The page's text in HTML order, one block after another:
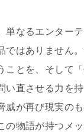
単なるエンター
ではありません
ことを、そして
い直させる力を
威が再び現実の
の物語が持つメ